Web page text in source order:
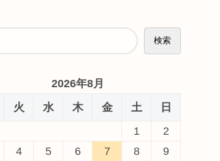
検索
2026年8月
火 水 木 金 土
日
1
2
4 5 6 7 8
9